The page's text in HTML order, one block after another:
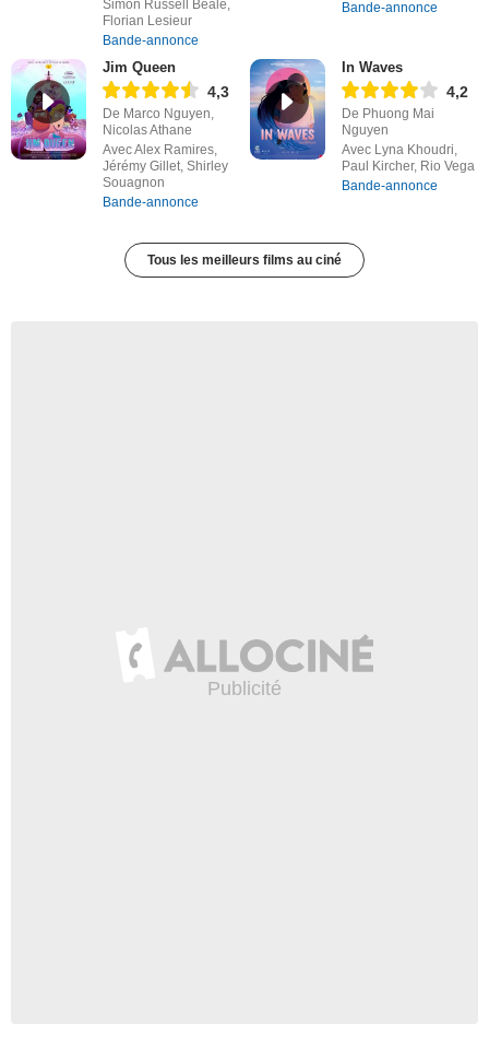
Simon Russell Beale,
Florian Lesieur
Bande-annonce
Bande-annonce
Jim Queen
4,3
De Marco Nguyen,
Nicolas Athane
Avec Alex Ramires,
Jérémy Gillet, Shirley
Souagnon
Bande-annonce
In Waves
4,2
De Phuong Mai
Nguyen
Avec Lyna Khoudri,
Paul Kircher, Rio Vega
Bande-annonce
Tous les meilleurs films au ciné